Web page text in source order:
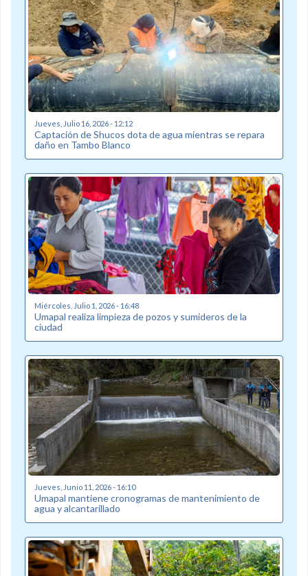
Jueves, Julio 16, 2026 - 12:12
Captación de Shucos dota de agua mientras se repara
daño en Tambo Blanco
Miércoles, Julio 1, 2026 - 16:48
Umapal realiza limpieza de pozos y sumideros de la
ciudad
Jueves, Junio 11, 2026 - 16:10
Umapal mantiene cronogramas de mantenimiento de
agua y alcantarillado